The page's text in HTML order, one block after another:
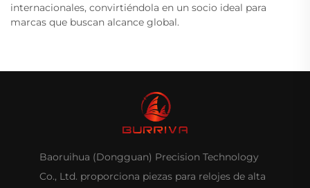
internacionales, convirtiéndola en un socio ideal para
marcas que buscan alcance global.
Baoruihua (Dongguan) Precision Technology
Co., Ltd. proporciona piezas para relojes de alta